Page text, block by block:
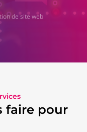
de site web
faire pour